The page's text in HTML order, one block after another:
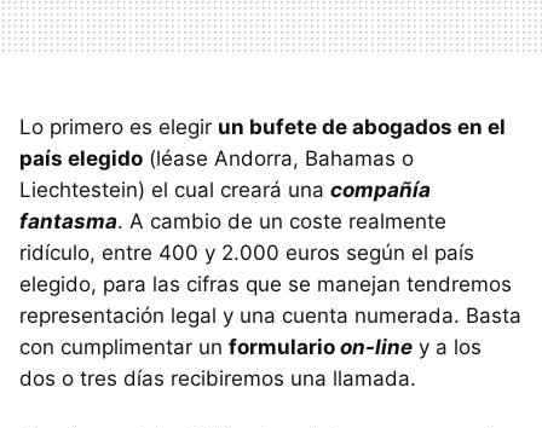
Lo primero es elegir un bufete de abogados en el
país elegido (léase Andorra, Bahamas o
Liechtestein) el cual creará una compañía
fantasma. A cambio de un coste realmente
ridículo, entre 400 y 2.000 euros según el país
elegido, para las cifras que se manejan tendremos
representación legal y una cuenta numerada. Basta
con cumplimentar un formulario on-line y a los
dos o tres días recibiremos una llamada.